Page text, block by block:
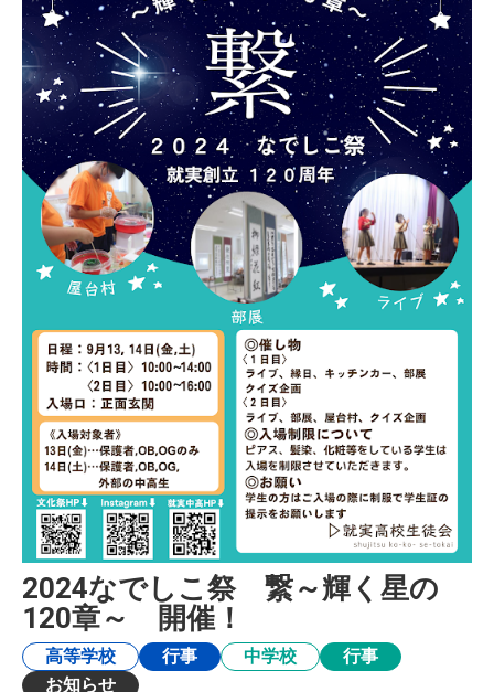
2024なでしこ祭 繋～輝く星の
120章～ 開催！
高等学校 行事 中学校
行事
お知らせ